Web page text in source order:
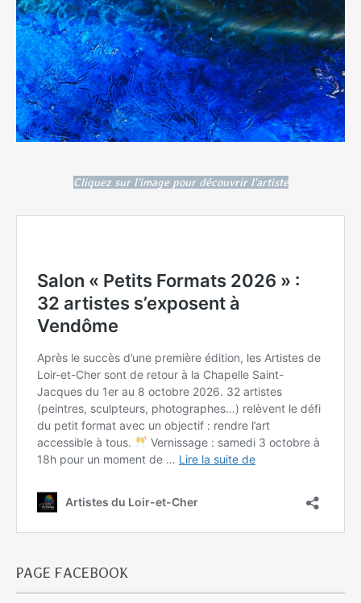
Cliquez sur l'image pour découvrir l'artiste
PAGE FACEBOOK